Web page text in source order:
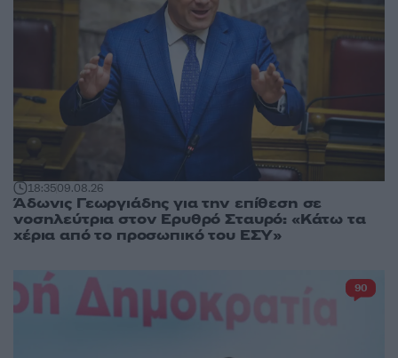
18:3509.08.26
Άδωνις Γεωργιάδης για την επίθεση σε
νοσηλεύτρια στον Ερυθρό Σταυρό: «Κάτω τα
χέρια από το προσωπικό του ΕΣΥ»
90